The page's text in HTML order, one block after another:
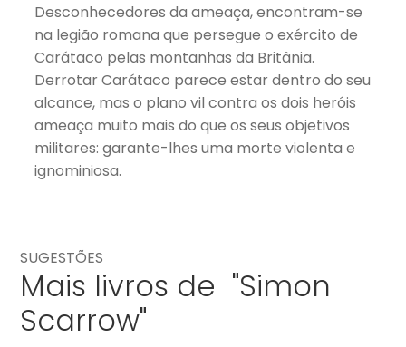
Desconhecedores da ameaça, encontram-se
na legião romana que persegue o exército de
Carátaco pelas montanhas da Britânia.
Derrotar Carátaco parece estar dentro do seu
alcance, mas o plano vil contra os dois heróis
ameaça muito mais do que os seus objetivos
militares: garante-lhes uma morte violenta e
ignominiosa.
SUGESTÕES
Mais livros de "Simon
Scarrow"